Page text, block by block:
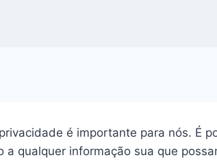
é importante para nós. É
a qualquer informação sua que